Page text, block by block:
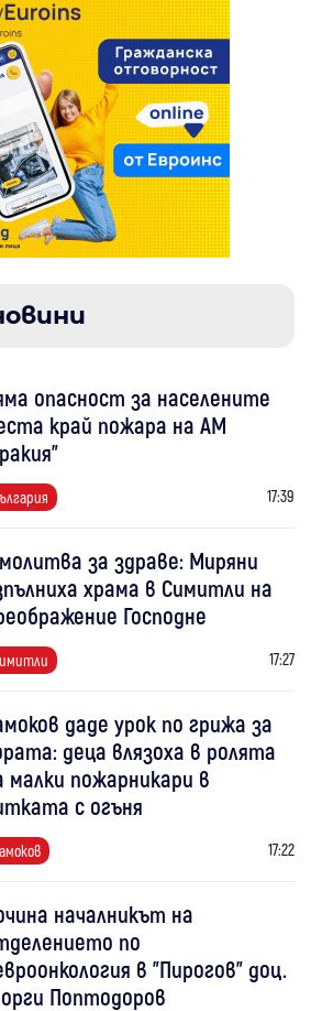
опасност за населените
край пожара на АМ
17:39
за здраве: Миряни
храма в Симитли на
Господне
17:27
даде урок по грижа за
деца влязоха в ролята
малки пожарникари в
с огъня
17:22
началникът на
по
в "Пирогов" доц.
Поптодоров